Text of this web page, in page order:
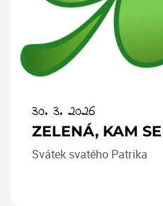
30. 3. 2026
ZELENÁ, KAM
Svátek svatého Patrika